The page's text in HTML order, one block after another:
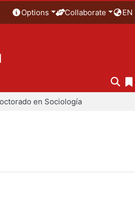
Options Collaborate EN
en Sociología